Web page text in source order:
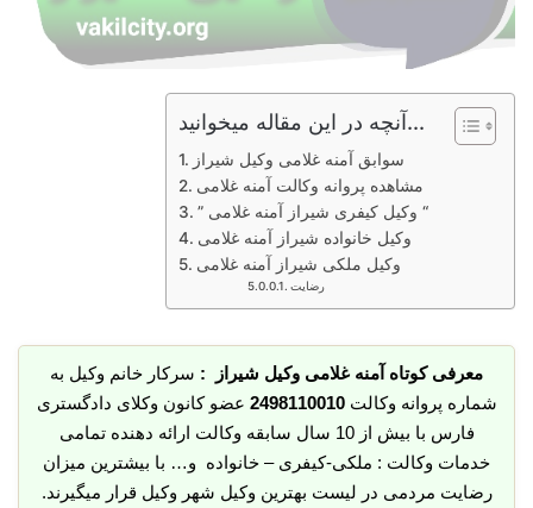
آنچه در این مقاله میخوانید...
سوابق آمنه غلامی وکیل شیراز
مشاهده پروانه وکالت آمنه غلامی
” وکیل کیفری شیراز آمنه غلامی “
وکیل خانواده شیراز آمنه غلامی
وکیل ملکی شیراز آمنه غلامی
رضایت
معرفی کوتاه آمنه غلامی وکیل شیراز : سرکار خانم وکیل به
شماره پروانه وکالت2498110010 عضو کانون وکلای دادگستری
فارس با بیش از 10 سال سابقه وکالت ارائه دهنده تمامی
خدمات وکالت : ملکی-کیفری – خانواده و… با بیشترین میزان
رضایت مردمی در لیست بهترین وکیل شهر وکیل قرار میگیرند.